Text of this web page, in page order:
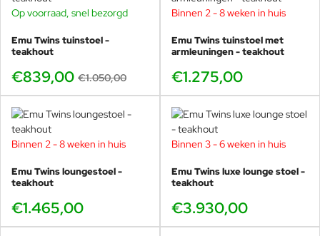
-20%
Op voorraad, snel bezorgd
Emu Twins tuinstoel -
teakhout
€839,00 €1.050,00
Binnen 2 - 8 weken in huis
Emu Twins tuinstoel met
armleuningen - teakhout
€1.275,00
Binnen 2 - 8 weken in huis
Emu Twins loungestoel -
teakhout
€1.465,00
Binnen 3 - 6 weken in huis
Emu Twins luxe lounge stoel -
teakhout
€3.930,00